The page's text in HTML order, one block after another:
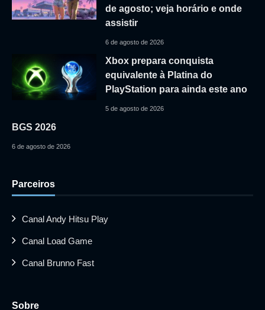
de agosto; veja horário e onde
assistir
6 de agosto de 2026
Xbox prepara conquista
equivalente à Platina do
PlayStation para ainda este ano
5 de agosto de 2026
BGS 2026
6 de agosto de 2026
Parceiros
Canal Andy Hitsu Play
Canal Load Game
Canal Brunno Fast
Sobre